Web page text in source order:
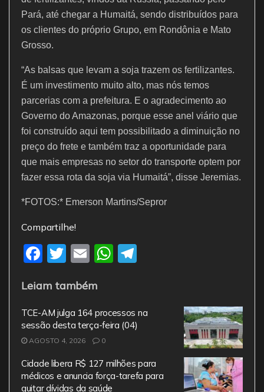
Pará, até chegar a Humaitá, sendo distribuídos para
os clientes do próprio Grupo, em Rondônia e Mato
Grosso.
“As balsas que levam a soja trazem os fertilizantes.
É um investimento muito alto, mas nós temos
parcerias com a prefeitura. E o agradecimento ao
Governo do Amazonas, porque esse anel viário que
foi construído aqui tem possibilitado a diminuição no
preço do frete e também traz a oportunidade para
que mais empresas no setor do transporte optem por
fazer essa rota da soja via Humaitá”, disse Jeremias.
*FOTOS:* Emerson Martins/Sepror
Compartilhe!
F
c
e
b
o
o
k
T
itt
er
E
ai
l
W
s
A
p
gr
Leiam também
TCE-AM julga 164 processos na
sessão desta terça-feira (04)
AGOSTO 4, 2026 0
Cidade libera R$ 127 milhões para
médicos e anuncia força-tarefa para
quitar dívidas da saúde